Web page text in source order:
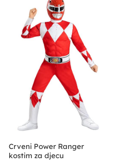
Crveni Power Ranger
kostim za djecu